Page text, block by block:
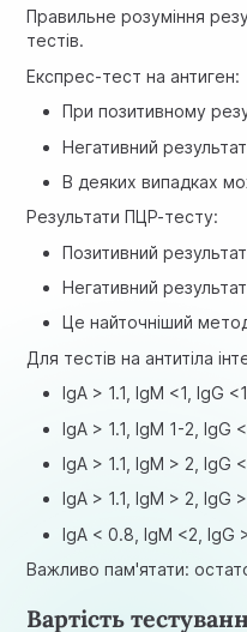
Правильне розуміння
тестів.
Експрес-тест на антиген:
При позитивному
Негативний
В деяких випадках
Результати ПЦР-тесту:
Позитивний
Негативний
Це найточніший метод
Для тестів на антитіла
IgA > 1.1, IgM <1, IgG
IgA > 1.1, IgM 1-2,
IgA > 1.1, IgM > 2, IgG
IgA > 1.1, IgM > 2, IgG
IgA < 0.8, IgM <2, IgG
Важливо пам'ятати:
Вартість